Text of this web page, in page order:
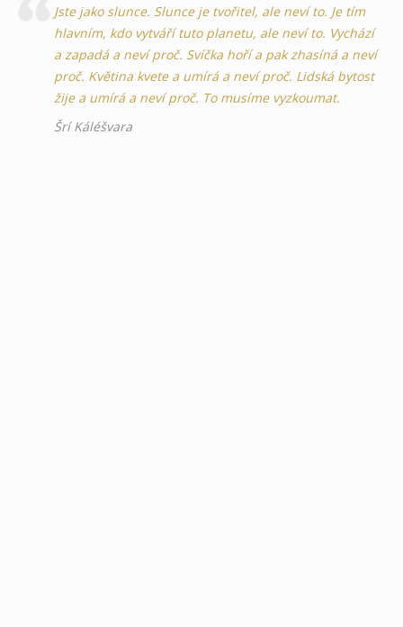
Jste jako slunce. Slunce je tvořitel, ale neví to. Je tím
hlavním, kdo vytváří tuto planetu, ale neví to. Vychází
a zapadá a neví proč. Svíčka hoří a pak zhasíná a neví
proč. Květina kvete a umírá a neví proč. Lidská bytost
žije a umírá a neví proč. To musíme vyzkoumat.
Šrí Káléšvara